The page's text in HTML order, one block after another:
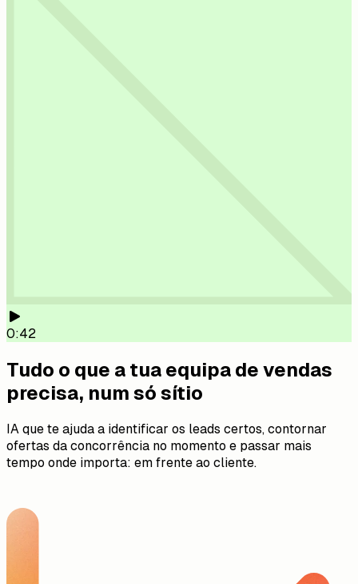
0:42
Tudo o que a tua equipa de vendas
precisa, num só sítio
IA que te ajuda a identificar os leads certos, contornar
ofertas da concorrência no momento e passar mais
tempo onde importa: em frente ao cliente.